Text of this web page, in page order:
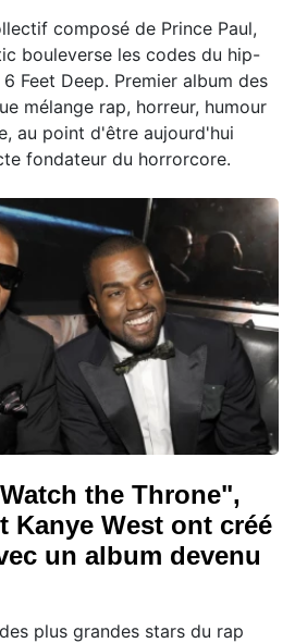
composé de Prince Paul,
bouleverse les codes du hip-
Feet Deep. Premier album des
mélange rap, horreur, humour
au point d'être aujourd'hui
fondateur du horrorcore.
the Throne",
Kanye West ont créé
un album devenu
plus grandes stars du rap